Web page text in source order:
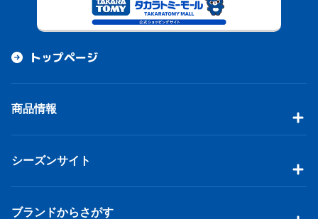
トップページ
商品情報
シーズンサイト
ブランドからさがす